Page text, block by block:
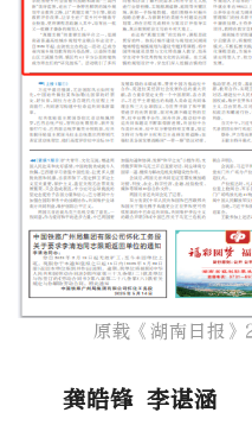
原载《湖南日报
龚皓锋 李谌涵